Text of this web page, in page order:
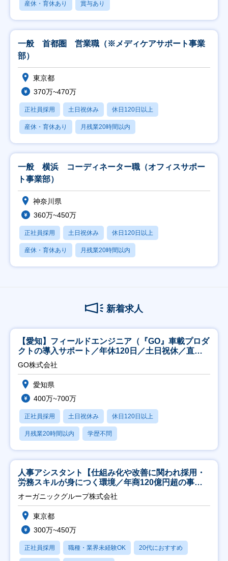
産休・育休あり 賞与あり
一般 首都圏 営業職（※メディケアサポート事業
部）
東京都
370万~470万
正社員採用 土日祝休み 休日120日以上
産休・育休あり 月残業20時間以内
一般 横浜 コーディネーター職（オフィスサポー
ト事業部）
神奈川県
360万~450万
正社員採用 土日祝休み 休日120日以上
産休・育休あり 月残業20時間以内
新着求人
【愛知】フィールドエンジニア（『GO』車載プロダ
クトの導入サポート／年休120日／土日祝休／直行
直帰
GO株式会社
愛知県
400万~700万
正社員採用 土日祝休み 休日120日以上
月残業20時間以内 学歴不問
人事アシスタント【仕組み化や改善に関われ採用・
労務スキルが身につく環境／年商120億円超の事業
会社】
オーガニックグループ株式会社
東京都
300万~450万
正社員採用 職種・業界未経験OK 20代におすすめ